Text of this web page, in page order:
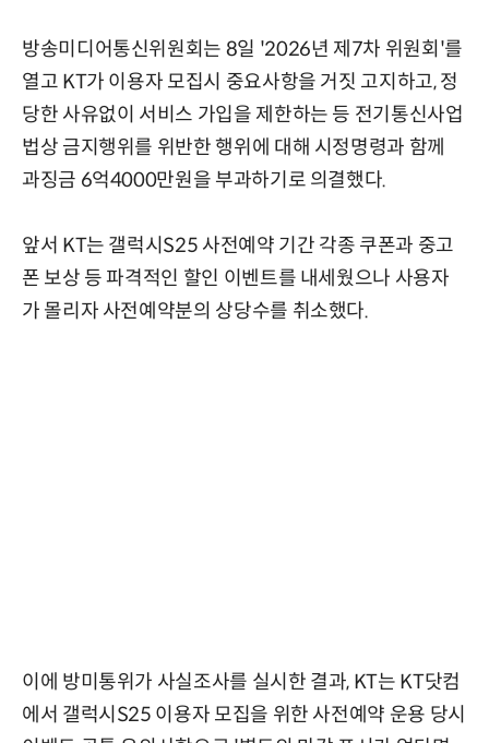
방송미디어통신위원회는 8일 '2026년 제7차 위원회'를
열고 KT가 이용자 모집시 중요사항을 거짓 고지하고, 정
당한 사유없이 서비스 가입을 제한하는 등 전기통신사업
법상 금지행위를 위반한 행위에 대해 시정명령과 함께
과징금 6억4000만원을 부과하기로 의결했다.
앞서 KT는 갤럭시S25 사전예약 기간 각종 쿠폰과 중고
폰 보상 등 파격적인 할인 이벤트를 내세웠으나 사용자
가 몰리자 사전예약분의 상당수를 취소했다.
이에 방미통위가 사실조사를 실시한 결과, KT는 KT닷컴
에서 갤럭시S25 이용자 모집을 위한 사전예약 운용 당시